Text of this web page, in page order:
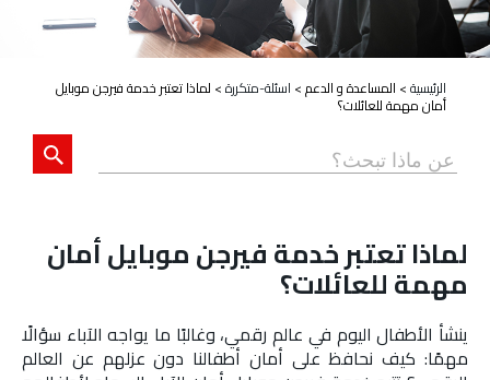
الرئيسية> المساعدة و الدعم> اسئلة-متكررة> لماذا تعتبر خدمة فيرجن موبايل
أمان مهمة للعائلات؟
لماذا تعتبر خدمة فيرجن موبايل أمان
مهمة للعائلات؟
ينشأ الأطفال اليوم في عالم رقمي، وغالبًا ما يواجه الآباء سؤالًا
مهمًا: كيف نحافظ على أمان أطفالنا دون عزلهم عن العالم